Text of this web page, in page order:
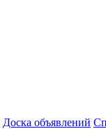
Доска объявлений